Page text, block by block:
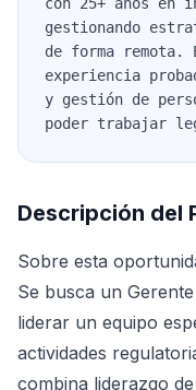
gestionando
de forma remota.
experiencia
y gestión de
poder trabajar
Descripción del
Sobre esta
Se busca un
liderar un equipo
actividades
combina liderazgo